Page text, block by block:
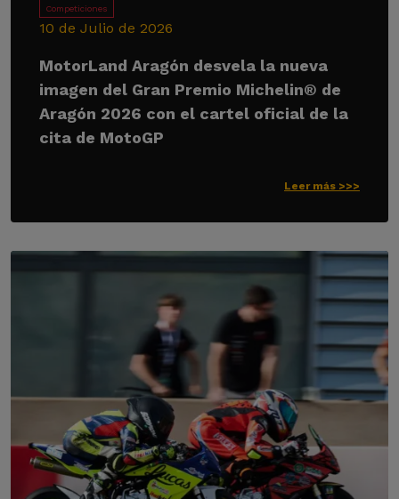
Competiciones
10 de Julio de 2026
MotorLand Aragón desvela la nueva
imagen del Gran Premio Michelin® de
Aragón 2026 con el cartel oficial de la
cita de MotoGP
Leer más >>>